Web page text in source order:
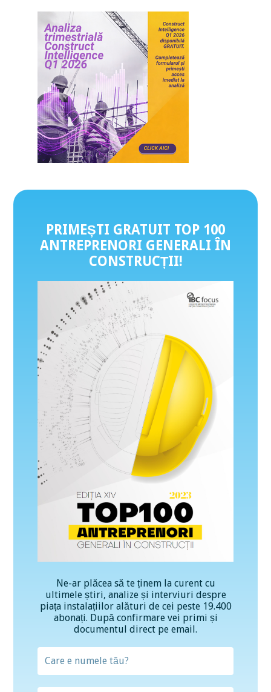
PRIMEȘTI GRATUIT TOP 100
ANTREPRENORI GENERALI ÎN
CONSTRUCȚII!
Ne-ar plăcea să te ținem la curent cu
ultimele știri, analize și interviuri despre
piața instalațiilor alături de cei peste 19.400
abonați. După confirmare vei primi și
documentul direct pe email.